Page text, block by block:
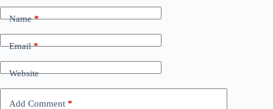
Name*
Email*
Website
Add Comment *